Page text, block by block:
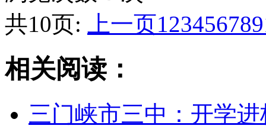
共10页:
上一页123456789
相关阅读：
三门峡市三中：开学